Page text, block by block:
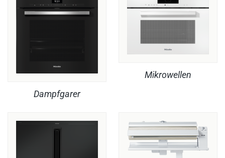
Dampfgarer
Mikrowellen